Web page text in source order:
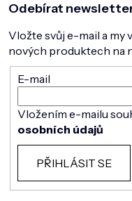
Odebírat
Vložte svůj e-mail a my
nových produktech na
E-mail
Vložením e-mailu
osobních údajů
PŘIHLÁSIT SE